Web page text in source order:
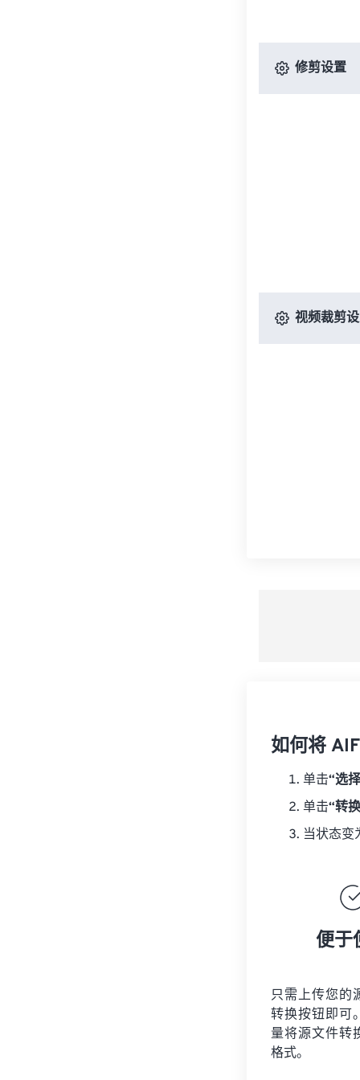
修剪设置
视频裁剪
如何将
单击“选
单击“转
当状态变
便于
只需上传您的
转换按钮即可
量将源文件转
格式。